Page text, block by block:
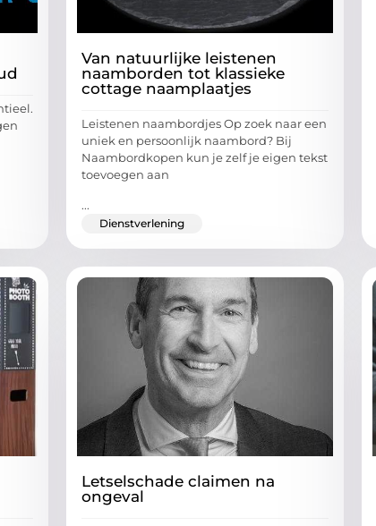
Van natuurlijke leistenen
naamborden tot klassieke
cottage naamplaatjes
Leistenen naambordjes Op zoek naar een
uniek en persoonlijk naambord? Bij
Naambordkopen kun je zelf je eigen tekst
toevoegen aan
...
Dienstverlening
Letselschade claimen na
ongeval